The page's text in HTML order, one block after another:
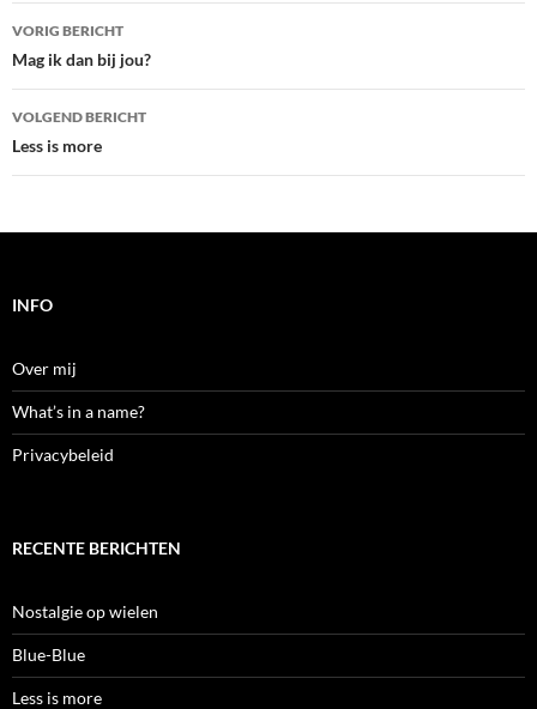
Bericht
navigatie
VORIG BERICHT
Mag ik dan bij jou?
VOLGEND BERICHT
Less is more
INFO
Over mij
What’s in a name?
Privacybeleid
RECENTE BERICHTEN
Nostalgie op wielen
Blue-Blue
Less is more